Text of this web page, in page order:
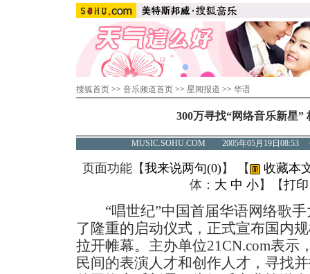
搜狐首页 >> 音乐频道首页 >> 星闻报道 >> 华语
300万寻找“网络音乐新星”
MUSIC.SOHU.COM 2005年05月19日
页面功能【我来说两句(0)】 【
收藏本
体： 大 中 小】【打印
“唱世纪”中国首届华语网络歌手
了隆重的启动仪式，正式宣布国内
拉开帷幕。主办单位21CN.com表示
民间的表演人才和创作人才，寻找